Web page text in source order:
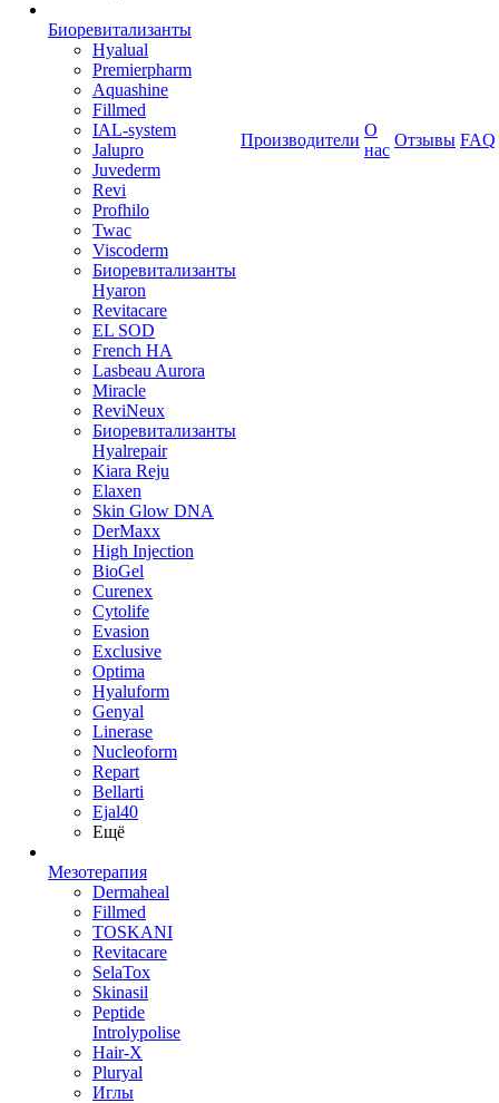
Биоревитализанты
Hyalual
Premierpharm
Aquashine
Fillmed
IAL-system
Jalupro
Juvederm
Revi
Profhilo
Twac
Viscoderm
Биоревитализанты
Hyaron
Revitacare
EL SOD
French HA
Lasbeau Aurora
Miracle
ReviNeux
Биоревитализанты
Hyalrepair
Kiara Reju
Elaxen
Skin Glow DNA
DerMaxx
High Injection
BioGel
Curenex
Cytolife
Evasion
Exclusive
Optima
Hyaluform
Genyal
Linerase
Nucleoform
Repart
Bellarti
Ejal40
Ещё
Мезотерапия
Dermaheal
Fillmed
TOSKANI
Revitacare
SelaTox
Skinasil
Peptide
Introlypolise
Hair-X
Pluryal
Иглы
Производители
О
нас
Отзывы FAQ